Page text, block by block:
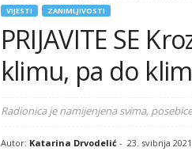
VIJESTI ZANIMLJIVOSTI
PRIJAVITE SE
klimu, pa do
Radionica je namijenjena svima,
Autor: Katarina Drvodelić- 23. svibnja 2021